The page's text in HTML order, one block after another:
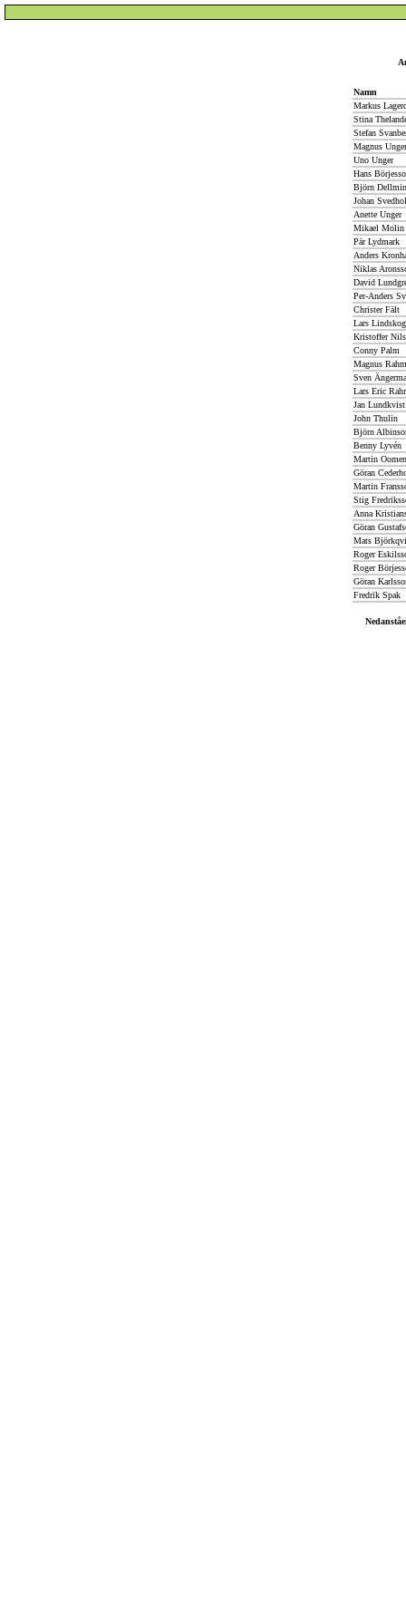
Namn
Markus
Stina
Stefan
Magnus Unger
Uno Unger
Hans
Björn
Johan
Anette Unger
Mikael Molin
Pär Lydmark
Anders
Niklas
David
Per-Anders
Christer Fält
Lars Lindskog
Kristoffer
Conny Palm
Magnus Rahm
Sven
Lars Eric
Jan Lundkvist
John Thulin
Björn
Benny Lyvén
Martin Oomen
Göran
Martin
Stig
Anna
Göran
Mats
Roger
Roger
Göran
Fredrik Spak